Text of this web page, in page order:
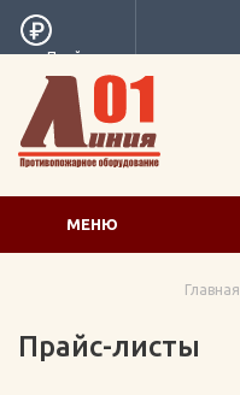
Прайс
МЕНЮ
Главная
Прайс-листы